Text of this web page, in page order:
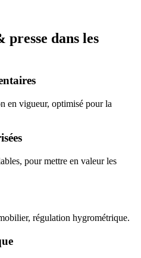
presse dans les
en vigueur, optimisé pour la
pour mettre en valeur les
régulation hygrométrique.